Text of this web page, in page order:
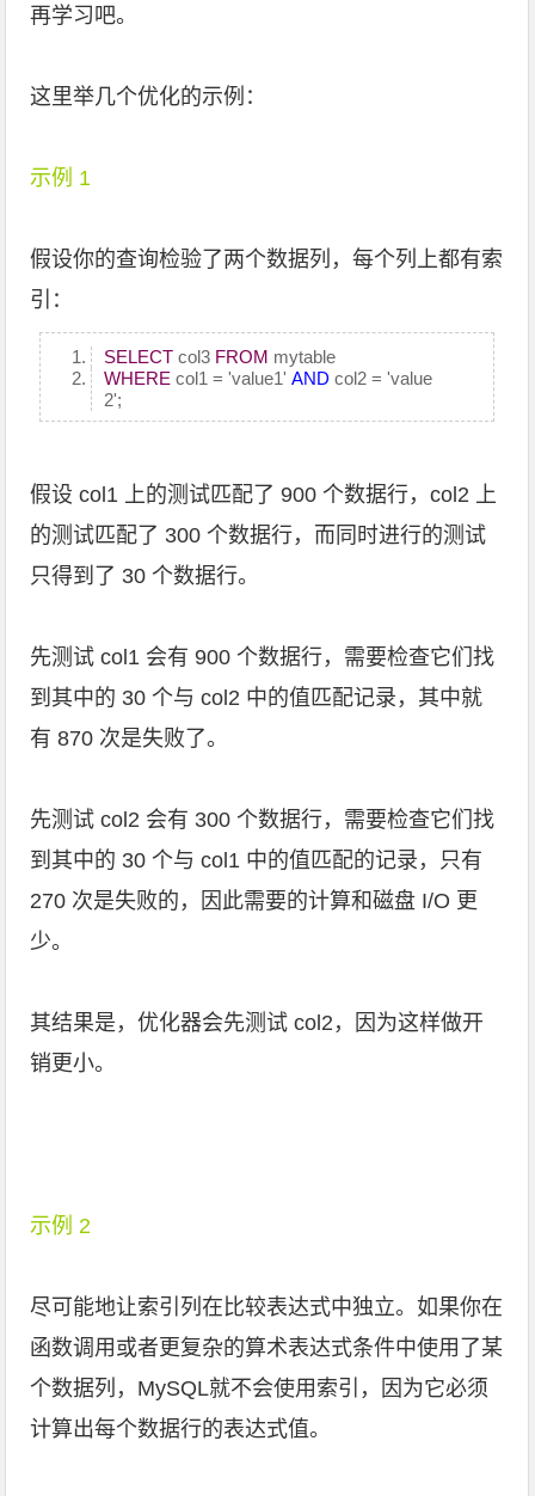
再学习吧。
这里举几个优化的示例：
示例 1
假设你的查询检验了两个数据列，每个列上都有索
引：
SELECT col3 FROM mytable
WHERE col1 = 'value1'AND col2 = 'value
2';
假设 col1 上的测试匹配了 900 个数据行，col2 上
的测试匹配了 300 个数据行，而同时进行的测试
只得到了 30 个数据行。
先测试 col1 会有 900 个数据行，需要检查它们找
到其中的 30 个与 col2 中的值匹配记录，其中就
有 870 次是失败了。
先测试 col2 会有 300 个数据行，需要检查它们找
到其中的 30 个与 col1 中的值匹配的记录，只有
270 次是失败的，因此需要的计算和磁盘 I/O 更
少。
其结果是，优化器会先测试 col2，因为这样做开
销更小。
示例 2
尽可能地让索引列在比较表达式中独立。如果你在
函数调用或者更复杂的算术表达式条件中使用了某
个数据列，MySQL就不会使用索引，因为它必须
计算出每个数据行的表达式值。